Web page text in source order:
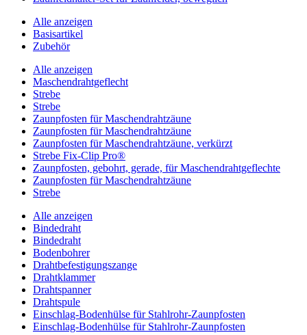
Alle anzeigen
Basisartikel
Zubehör
Alle anzeigen
Maschendrahtgeflecht
Strebe
Strebe
Zaunpfosten für Maschendrahtzäune
Zaunpfosten für Maschendrahtzäune
Zaunpfosten für Maschendrahtzäune, verkürzt
Strebe Fix-Clip Pro®
Zaunpfosten, gebohrt, gerade, für Maschendrahtgeflechte
Zaunpfosten für Maschendrahtzäune
Strebe
Alle anzeigen
Bindedraht
Bindedraht
Bodenbohrer
Drahtbefestigungszange
Drahtklammer
Drahtspanner
Drahtspule
Einschlag-Bodenhülse für Stahlrohr-Zaunpfosten
Einschlag-Bodenhülse für Stahlrohr-Zaunpfosten